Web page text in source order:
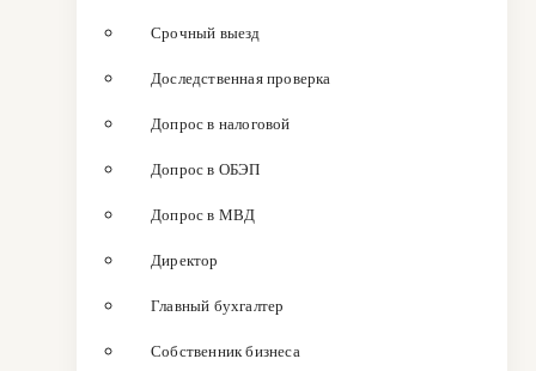
Срочный выезд
Доследственная проверка
Допрос в налоговой
Допрос в ОБЭП
Допрос в МВД
Директор
Главный бухгалтер
Собственник бизнеса